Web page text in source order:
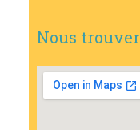
Nous trouver